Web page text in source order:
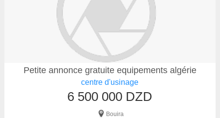
Petite annonce gratuite equipements algérie
centre d'usinage
6 500 000 DZD
Bouira